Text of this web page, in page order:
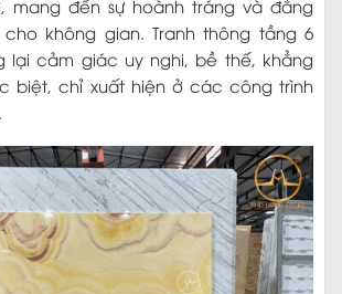
mang đến sự hoành tráng và đẳng
không gian. Tranh thông tầng 6
lại cảm giác uy nghi, bề thế, khẳng
biệt, chỉ xuất hiện ở các công trình